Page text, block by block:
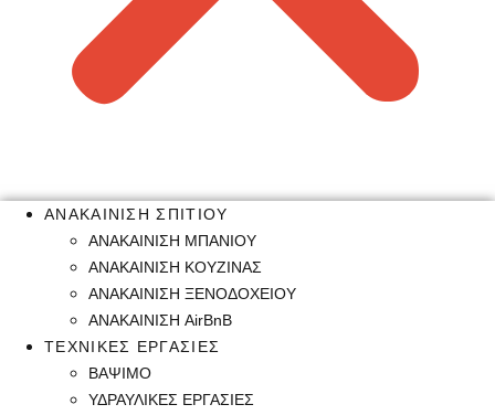
ΑΝΑΚΑΙΝΙΣΗ ΣΠΙΤΙΟΥ
ΑΝΑΚΑΙΝΙΣΗ ΜΠΑΝΙΟΥ
ΑΝΑΚΑΙΝΙΣΗ ΚΟΥΖΙΝΑΣ
ΑΝΑΚΑΙΝΙΣΗ ΞΕΝΟΔΟΧΕΙΟΥ
ΑΝΑΚΑΙΝΙΣΗ AirBnB
ΤΕΧΝΙΚΕΣ ΕΡΓΑΣΙΕΣ
ΒΑΨΙΜΟ
ΥΔΡΑΥΛΙΚΕΣ ΕΡΓΑΣΙΕΣ